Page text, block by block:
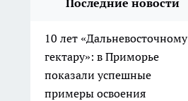
10 лет «Дальневосточному
гектару»: в Приморье
показали успешные
примеры освоения